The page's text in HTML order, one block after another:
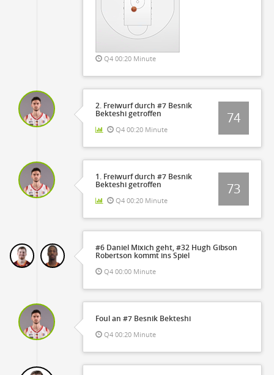
Q4 00:20 Minute
2. Freiwurf durch #7 Besnik
Bekteshi getroffen
Q4 00:20 Minute
74
1. Freiwurf durch #7 Besnik
Bekteshi getroffen
Q4 00:20 Minute
73
#6 Daniel Mixich geht, #32 Hugh Gibson
Robertson kommt ins Spiel
Q4 00:00 Minute
Foul an #7 Besnik Bekteshi
Q4 00:20 Minute